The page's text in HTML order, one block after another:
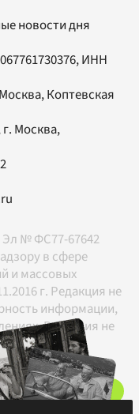
новости дня
ИНН
Коптевская
г. Москва,
Эл № ФС77-67642
в сфере
и массовых
г. Редакция не
информации,
Редакция не
с